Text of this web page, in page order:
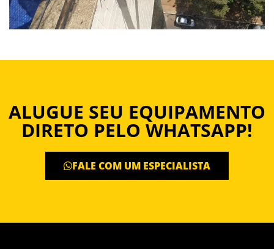
ALUGUE SEU EQUIPAMENTO
DIRETO PELO WHATSAPP!
FALE COM UM ESPECIALISTA